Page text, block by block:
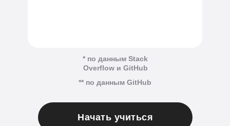
* по данным Stack
Overflow и GitHub
** по данным GitHub
Начать учиться